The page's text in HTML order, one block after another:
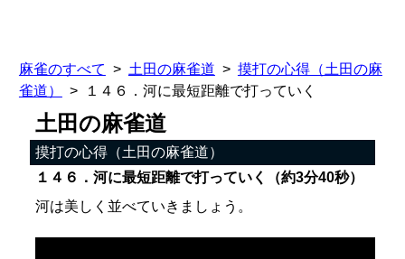
麻雀のすべて 土田の麻雀道
摸打の心得（土田の麻
雀道）
１４６．河に最短距離で打っていく
土田の麻雀道
摸打の心得（土田の麻雀道）
１４６．河に最短距離で打っていく（約3分40秒）
河は美しく並べていきましょう。